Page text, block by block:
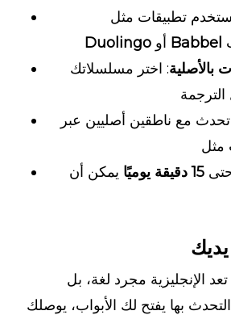
تطبيقات مثل
Duolingo
Babbel
بالأصلية: اختر مسلسلاتك
مع ناطقين أصليين عبر
15 دقيقة يوميًا
يمكن أن
2025، لم تعد الإنجليزية مجرد لغة، بل
بها يفتح لك الأبواب، يوصلك